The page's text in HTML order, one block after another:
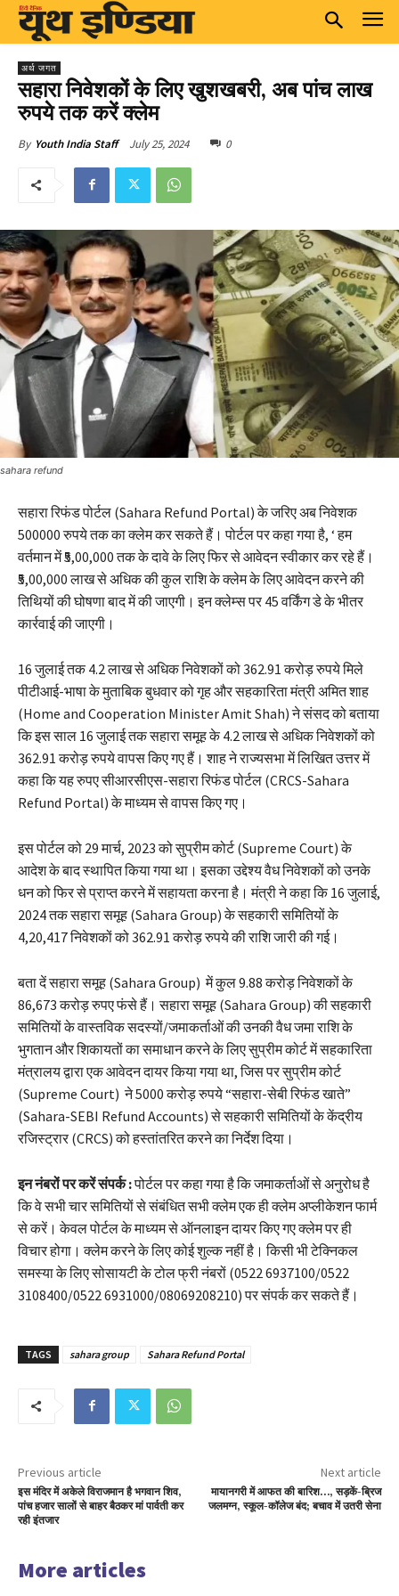
अर्थ जगत
सहारा निवेशकों के लिए खुशखबरी, अब पांच लाख
रुपये तक करें क्लेम
By Youth India Staff July 25, 2024 0
sahara refund
सहारा रिफंड पोर्टल (Sahara Refund Portal) के जरिए अब निवेशक
500000 रुपये तक का क्लेम कर सकते हैं। पोर्टल पर कहा गया है, ‘ हम
वर्तमान में ₹5,00,000 तक के दावे के लिए फिर से आवेदन स्वीकार कर रहे हैं।
₹5,00,000 लाख से अधिक की कुल राशि के क्लेम के लिए आवेदन करने की
तिथियों की घोषणा बाद में की जाएगी। इन क्लेम्स पर 45 वर्किंग डे के भीतर
कार्रवाई की जाएगी।
16 जुलाई तक 4.2 लाख से अधिक निवेशकों को 362.91 करोड़ रुपये मिले
पीटीआई-भाषा के मुताबिक बुधवार को गृह और सहकारिता मंत्री अमित शाह
(Home and Cooperation Minister Amit Shah) ने संसद को बताया
कि इस साल 16 जुलाई तक सहारा समूह के 4.2 लाख से अधिक निवेशकों को
362.91 करोड़ रुपये वापस किए गए हैं। शाह ने राज्यसभा में लिखित उत्तर में
कहा कि यह रुपए सीआरसीएस-सहारा रिफंड पोर्टल (CRCS-Sahara
Refund Portal) के माध्यम से वापस किए गए।
इस पोर्टल को 29 मार्च, 2023 को सुप्रीम कोर्ट (Supreme Court) के
आदेश के बाद स्थापित किया गया था। इसका उद्देश्य वैध निवेशकों को उनके
धन को फिर से प्राप्त करने में सहायता करना है। मंत्री ने कहा कि 16 जुलाई,
2024 तक सहारा समूह (Sahara Group) के सहकारी समितियों के
4,20,417 निवेशकों को 362.91 करोड़ रुपये की राशि जारी की गई।
बता दें सहारा समूह (Sahara Group) में कुल 9.88 करोड़ निवेशकों के
86,673 करोड़ रुपए फंसे हैं। सहारा समूह (Sahara Group) की सहकारी
समितियों के वास्तविक सदस्यों/जमाकर्ताओं की उनकी वैध जमा राशि के
भुगतान और शिकायतों का समाधान करने के लिए सुप्रीम कोर्ट में सहकारिता
मंत्रालय द्वारा एक आवेदन दायर किया गया था, जिस पर सुप्रीम कोर्ट
(Supreme Court) ने 5000 करोड़ रुपये “सहारा-सेबी रिफंड खाते”
(Sahara-SEBI Refund Accounts) से सहकारी समितियों के केंद्रीय
रजिस्ट्रार (CRCS) को हस्तांतरित करने का निर्देश दिया।
इन नंबरों पर करें संपर्क :पोर्टल पर कहा गया है कि जमाकर्ताओं से अनुरोध है
कि वे सभी चार समितियों से संबंधित सभी क्लेम एक ही क्लेम अप्लीकेशन फार्म
से करें। केवल पोर्टल के माध्यम से ऑनलाइन दायर किए गए क्लेम पर ही
विचार होगा। क्लेम करने के लिए कोई शुल्क नहीं है। किसी भी टेक्निकल
समस्या के लिए सोसायटी के टोल फ्री नंबरों (0522 6937100/0522
3108400/0522 6931000/08069208210) पर संपर्क कर सकते हैं।
TAGS sahara group Sahara Refund Portal
Previous article
इस मंदिर में अकेले विराजमान है भगवान शिव,
पांच हजार सालों से बाहर बैठकर मां पार्वती कर
रही इंतजार
Next article
मायानगरी में आफत की बारिश…, सड़कें-ब्रिज
जलमग्न, स्कूल-कॉलेज बंद; बचाव में उतरी सेना
More articles